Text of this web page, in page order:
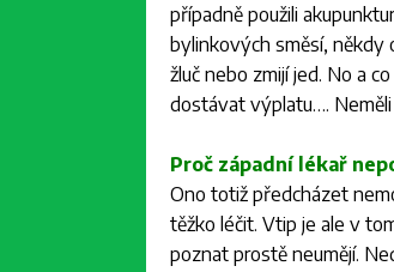
případně použili
bylinkových směsí, někdy
žluč nebo zmijí jed. No a
dostávat výplatu….
Proč západní lékař
Ono totiž předcházet
těžko léčit. Vtip je ale v
poznat prostě neumějí.